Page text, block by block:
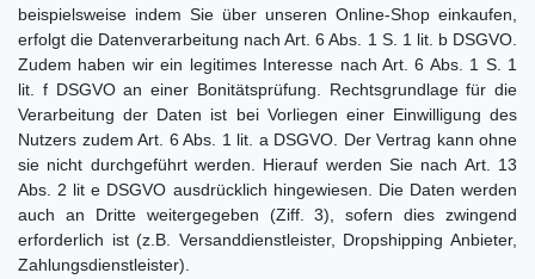
beispielsweise indem Sie über unseren Online-Shop einkaufen,
erfolgt die Datenverarbeitung nach Art. 6 Abs. 1 S. 1 lit. b DSGVO.
Zudem haben wir ein legitimes Interesse nach Art. 6 Abs. 1 S. 1
lit. f DSGVO an einer Bonitätsprüfung. Rechtsgrundlage für die
Verarbeitung der Daten ist bei Vorliegen einer Einwilligung des
Nutzers zudem Art. 6 Abs. 1 lit. a DSGVO. Der Vertrag kann ohne
sie nicht durchgeführt werden. Hierauf werden Sie nach Art. 13
Abs. 2 lit e DSGVO ausdrücklich hingewiesen. Die Daten werden
auch an Dritte weitergegeben (Ziff. 3), sofern dies zwingend
erforderlich ist (z.B. Versanddienstleister, Dropshipping Anbieter,
Zahlungsdienstleister).